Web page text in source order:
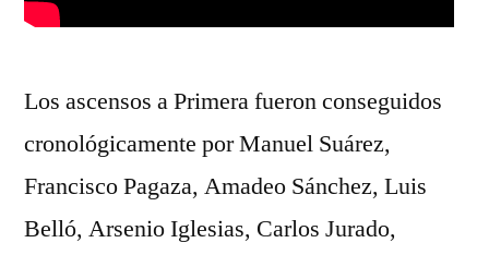
Los ascensos a Primera fueron conseguidos
cronológicamente por Manuel Suárez,
Francisco Pagaza, Amadeo Sánchez, Luis
Belló, Arsenio Iglesias, Carlos Jurado,